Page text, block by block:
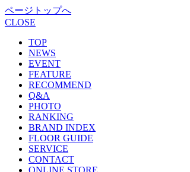
ページトップへ
CLOSE
TOP
NEWS
EVENT
FEATURE
RECOMMEND
Q&A
PHOTO
RANKING
BRAND INDEX
FLOOR GUIDE
SERVICE
CONTACT
ONLINE STORE